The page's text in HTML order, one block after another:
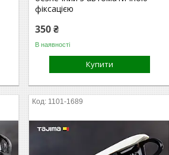
фіксацією
350 ₴
В наявності
Купити
1101-1689